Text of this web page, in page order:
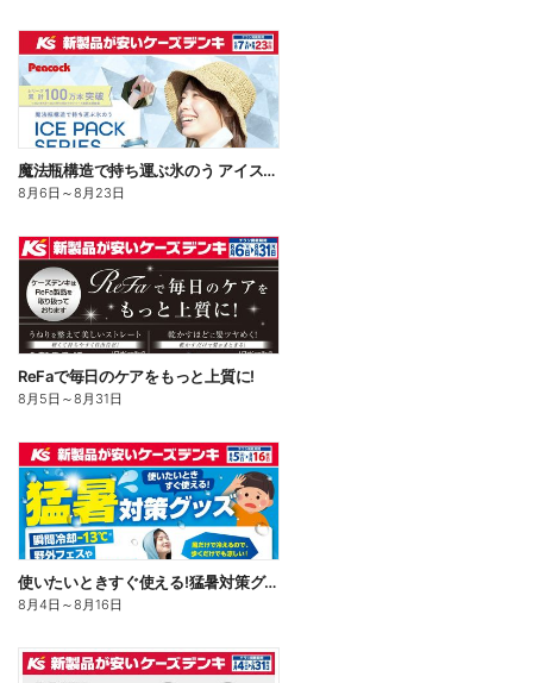
魔法瓶構造で持ち運ぶ氷のう アイスパックシリーズ
8月6日 ～8月23日
ReFaで毎日のケアをもっと上質に!
8月5日 ～8月31日
使いたいときすぐ使える!猛暑対策グッズ
8月4日 ～8月16日